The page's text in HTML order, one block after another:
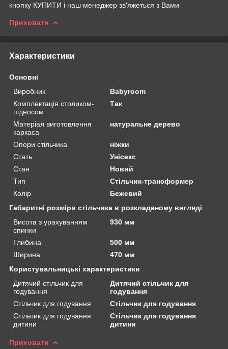
кнопку КУПИТИ і наш менеджер зв'яжеться з Вами
Приховати
Характеристики
Основні
Виробник
Babyroom
Комплектація столиком-
підносом
Так
Матеріал виготовлення
каркаса
натуральне дерево
Опори стільчика
ніжки
Стать
Унісекс
Стан
Новий
Тип
Стільчик-трансформер
Колір
Бежевий
Габаритні розміри стільчика в розкладеному вигляді
Висота з урахуванням
спинки
930 мм
Глибина
500 мм
Ширина
470 мм
Користувальницькі характеристики
Дитячий стільчик для
годування
Дитячий стільчик для
годування
Стільчик для годування
Стільчик для годування
Стільчик для годування
дитини
Стільчик для годування
дитини
Приховати